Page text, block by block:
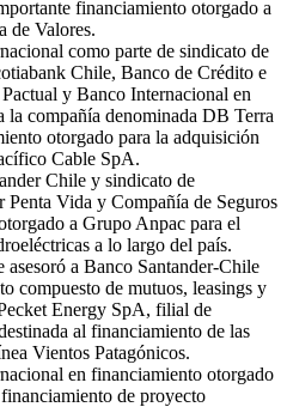
financiamiento otorgado a
de Valores.
como parte de sindicato de
Chile, Banco de Crédito e
y Banco Internacional en
la compañía denominada DB Terra
otorgado para la adquisición
Cable SpA.
Chile y sindicato de
Penta Vida y Compañía de Seguros
a Grupo Anpac para el
a lo largo del país.
a Banco Santander-Chile
compuesto de mutuos, leasings y
Energy SpA, filial de
al financiamiento de las
Vientos Patagónicos.
en financiamiento otorgado
de proyecto